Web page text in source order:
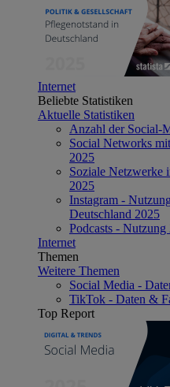
Internet
Beliebte Statistiken
Aktuelle Statistiken
Anzahl der Social-
Social Networks
2025
Soziale Netzwerke
2025
Instagram -
Deutschland 2025
Podcasts -
Internet
Themen
Weitere Themen
Social Media -
TikTok - Daten &
Top Report